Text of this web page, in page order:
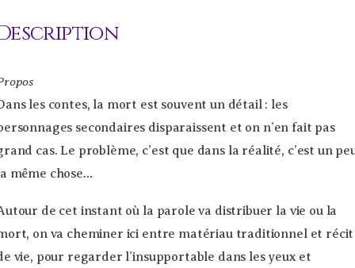
les contes, la mort est souvent un détail : les
secondaires disparaissent et on n’en fait pas
cas. Le problème, c’est que dans la réalité, c’est un
même chose…
de cet instant où la parole va distribuer la vie ou la
on va cheminer ici entre matériau traditionnel et récit
vie, pour regarder l’insupportable dans les yeux et